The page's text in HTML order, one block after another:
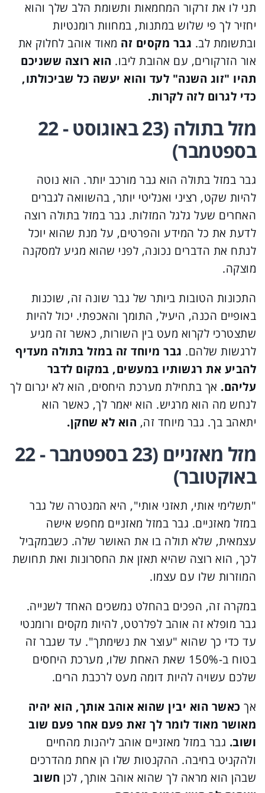
תני לו את זרקור המחמאות ותשומת הלב שלך והוא
יחזיר לך פי שלוש במתנות, במחוות רומנטיות
ובתשומת לב. גבר מקסים זה מאוד אוהב לחלוק את
אור הזרקורים, עם אהובת ליבו. הוא רוצה ששניכם
תהיו "זוג השנה" לעד והוא יעשה כל שביכולתו,
כדי לגרום לזה לקרות.
מזל בתולה (23 באוגוסט - 22
בספטמבר)
גבר במזל בתולה הוא גבר מורכב יותר. הוא נוטה
להיות שקט, רציני ואנליטי יותר, בהשוואה לגברים
האחרים שעל גלגל המזלות. גבר במזל בתולה רוצה
לדעת את כל המידע והפרטים, על מנת שהוא יוכל
לנתח את הדברים נכונה, לפני שהוא מגיע למסקנה
מוצקה.
התכונות הטובות ביותר של גבר שונה זה, שוכנות
באופיים הכנה, היעיל, התומך והאכפתי. יכול להיות
שתצטרכי לקרוא מעט בין השורות, כאשר זה מגיע
לרגשות שלהם. גבר מיוחד זה במזל בתולה מעדיף
להביע את רגשותיו במעשים, במקום לדבר
עליהם. אך בתחילת מערכת היחסים, הוא לא יגרום לך
לנחש מה הוא מרגיש. הוא יאמר לך, כאשר הוא
יתאהב בך. גבר מיוחד זה, הוא לא שחקן.
מזל מאזניים (23 בספטמבר - 22
באוקטובר)
"תשלימי אותי, תאזני אותי", היא המנטרה של גבר
במזל מאזניים. גבר במזל מאזניים מחפש אישה
עצמאית, שלא תולה בו את האושר שלה. כשבמקביל
לכך, הוא רוצה שהיא תאזן את החסרונות ואת תחושת
המוזרות שלו עם עצמו.
במקרה זה, הפכים בהחלט נמשכים האחד לשנייה.
גבר מופלא זה אוהב לפלרטט, להיות מקסים ורומנטי
עד כדי כך שהוא "עוצר את נשימתך". עד שגבר זה
בטוח ב-150% שאת האחת שלו, מערכת היחסים
שלכם עשויה להיות דומה מעט לרכבת הרים.
אך כאשר הוא יבין שהוא אוהב אותך, הוא יהיה
מאושר מאוד לומר לך זאת פעם אחר פעם שוב
ושוב. גבר במזל מאזניים אוהב ליהנות מהחיים
ולהקניט בחיבה. ההקנטות שלו הן אחת מהדרכים
שבהן הוא מראה לך שהוא אוהב אותך, לכן חשוב